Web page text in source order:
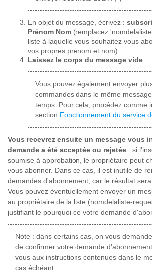
En objet du message, écrivez :
Prénom Nom (remplacez
liste à laquelle vous souhaitez vous
vos propres prénom et nom).
Laissez le corps du message vide
Vous pouvez également envoyer
commandes dans le même
temps. Pour cela, procédez comme
section Fonctionnement du service
Vous recevrez ensuite un message vous
demande a été acceptée ou rejetée : si
soumise à approbation, le propriétaire peut
vous abonner. Dans ce cas, il est inutile de
demandes d'abonnement, car le résultat
Vous pouvez éventuellement envoyer un
au propriétaire de la liste (nomdelaliste-
justifiant le pourquoi de votre demande
Note : dans certains cas, on vous
de confirmer votre demande
vous aux instructions contenues dans le
cas échéant.